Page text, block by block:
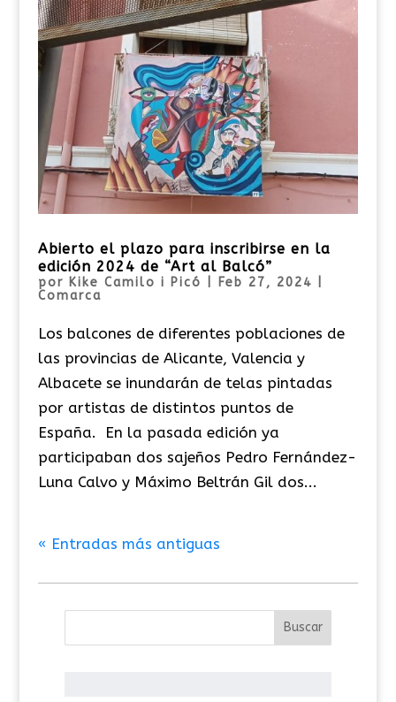
Abierto el plazo para inscribirse en la
edición 2024 de “Art al Balcó”
por Kike Camilo i Picó Feb 27, 2024
Comarca
Los balcones de diferentes poblaciones de
las provincias de Alicante, Valencia y
Albacete se inundarán de telas pintadas
por artistas de distintos puntos de
España. En la pasada edición ya
participaban dos sajeños Pedro Fernández-
Luna Calvo y Máximo Beltrán Gil dos...
« Entradas más antiguas